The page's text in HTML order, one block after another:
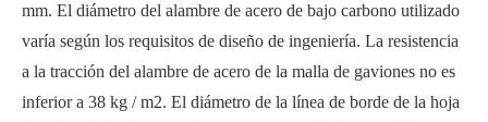
mm. El diámetro del alambre de acero de bajo carbono utilizado
varía según los requisitos de diseño de ingeniería. La resistencia
a la tracción del alambre de acero de la malla de gaviones no es
inferior a 38 kg / m2. El diámetro de la línea de borde de la hoja